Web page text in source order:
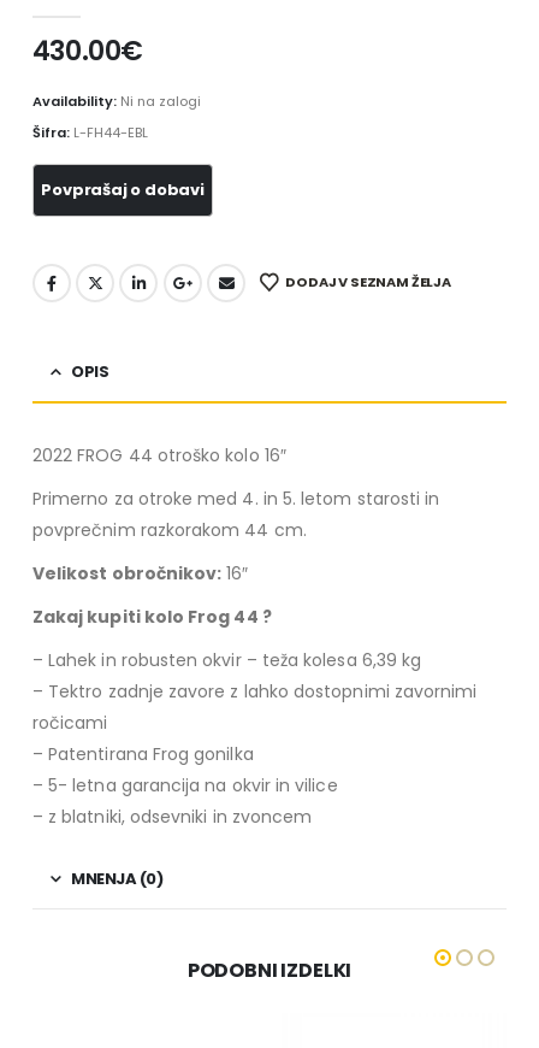
430.00€
Availability: Ni na zalogi
Šifra: L-FH44-EBL
DODAJ V SEZNAM ŽELJA
OPIS
2022 FROG 44 otroško kolo 16″
Primerno za otroke med 4. in 5. letom starosti in
povprečnim razkorakom 44 cm.
Velikost obročnikov: 16″
Zakaj kupiti kolo Frog 44 ?
– Lahek in robusten okvir – teža kolesa 6,39 kg
– Tektro zadnje zavore z lahko dostopnimi zavornimi
ročicami
– Patentirana Frog gonilka
– 5- letna garancija na okvir in vilice
– z blatniki, odsevniki in zvoncem
MNENJA (0)
PODOBNI IZDELKI